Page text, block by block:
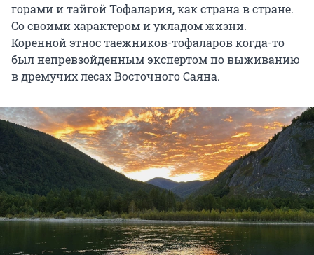
горами и тайгой Тофалария, как страна в стране.
Со своими характером и укладом жизни.
Коренной этнос таежников-тофаларов когда-то
был непревзойденным экспертом по выживанию
в дремучих лесах Восточного Саяна.